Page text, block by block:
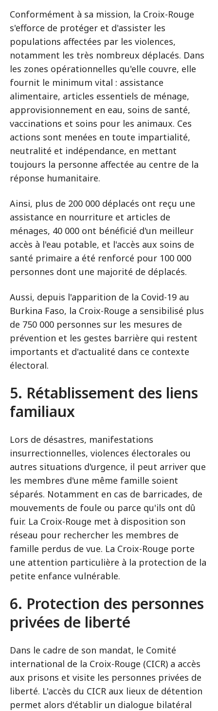
Conformément à sa mission, la Croix-Rouge
s'efforce de protéger et d'assister les
populations affectées par les violences,
notamment les très nombreux déplacés. Dans
les zones opérationnelles qu'elle couvre, elle
fournit le minimum vital : assistance
alimentaire, articles essentiels de ménage,
approvisionnement en eau, soins de santé,
vaccinations et soins pour les animaux. Ces
actions sont menées en toute impartialité,
neutralité et indépendance, en mettant
toujours la personne affectée au centre de la
réponse humanitaire.
Ainsi, plus de 200 000 déplacés ont reçu une
assistance en nourriture et articles de
ménages, 40 000 ont bénéficié d'un meilleur
accès à l'eau potable, et l'accès aux soins de
santé primaire a été renforcé pour 100 000
personnes dont une majorité de déplacés.
Aussi, depuis l'apparition de la Covid-19 au
Burkina Faso, la Croix-Rouge a sensibilisé plus
de 750 000 personnes sur les mesures de
prévention et les gestes barrière qui restent
importants et d'actualité dans ce contexte
électoral.
5. Rétablissement des liens
familiaux
Lors de désastres, manifestations
insurrectionnelles, violences électorales ou
autres situations d'urgence, il peut arriver que
les membres d'une même famille soient
séparés. Notamment en cas de barricades, de
mouvements de foule ou parce qu'ils ont dû
fuir. La Croix-Rouge met à disposition son
réseau pour rechercher les membres de
famille perdus de vue. La Croix-Rouge porte
une attention particulière à la protection de la
petite enfance vulnérable.
6. Protection des personnes
privées de liberté
Dans le cadre de son mandat, le Comité
international de la Croix-Rouge (CICR) a accès
aux prisons et visite les personnes privées de
liberté. L'accès du CICR aux lieux de détention
permet alors d'établir un dialogue bilatéral